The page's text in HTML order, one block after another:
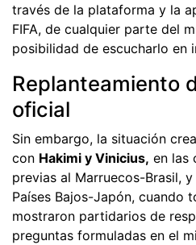
través de la plataforma y la
FIFA, de cualquier parte del
posibilidad de escucharlo en
Replanteamiento
oficial
Sin embargo, la situación
con Hakimi y Vinicius, en las
previas al Marruecos-Brasil,
Países Bajos-Japón, cuando
mostraron partidarios de
preguntas formuladas en el